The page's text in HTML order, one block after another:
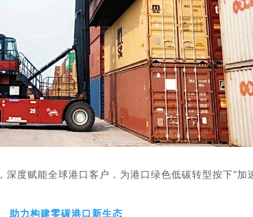
，深度赋能全球港口客户，为港口绿色低碳转型按下“加
助力构建零碳港口新生态